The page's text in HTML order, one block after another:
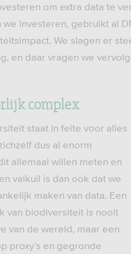
om extra data te
we investeren, gebruikt al
We slagen er
en daar vragen we
complex
staat in feite voor alles
dus al enorm
allemaal willen meten en
valkuil is dan ook dat we
maken van data. Een
van biodiversiteit is nooit
van de wereld, maar een
proxy’s en gegronde